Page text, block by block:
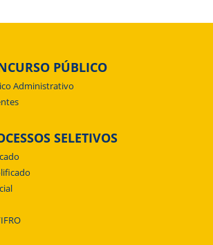
PÚBLICO
Administrativo
SELETIVOS